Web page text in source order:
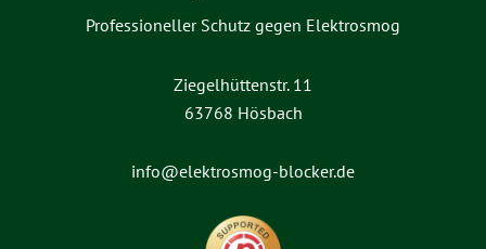
Professioneller Schutz gegen Elektrosmog
Ziegelhüttenstr. 11
63768 Hösbach
info@elektrosmog-blocker.de